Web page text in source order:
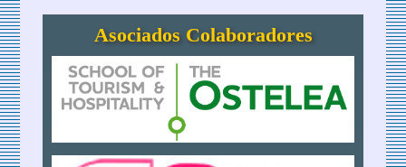
Asociados Colaboradores